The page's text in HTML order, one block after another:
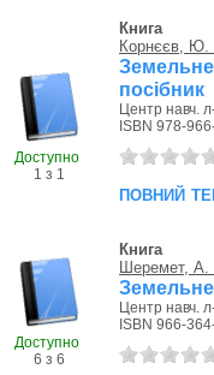
Доступно
1 з 1
Книга
Корнєєв, Ю.
посібник
Центр навч.
ISBN 978-
повний
Доступно
6 з 6
Книга
Шеремет, А.
Земельне
Центр навч.
ISBN 966-